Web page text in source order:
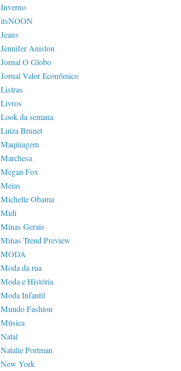
Inverno
itsNOON
Jeans
Jennifer Aniston
Jornal O Globo
Jornal Valor Econômico
Listras
Livros
Look da semana
Luiza Brunet
Maquiagem
Marchesa
Megan Fox
Meias
Michelle Obama
Midi
Minas Gerais
Minas Trend Preview
MODA
Moda da rua
Moda e História
Moda Infantil
Mundo Fashion
Música
Natal
Natalie Portman
New York